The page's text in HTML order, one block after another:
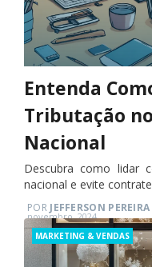
Entenda
Tributação
Nacional
Descubra como lidar
nacional e evite
PORJEFFERSON PEREIRA
Posted
on
novembro, 2024
Categories
MARKETING & VENDAS